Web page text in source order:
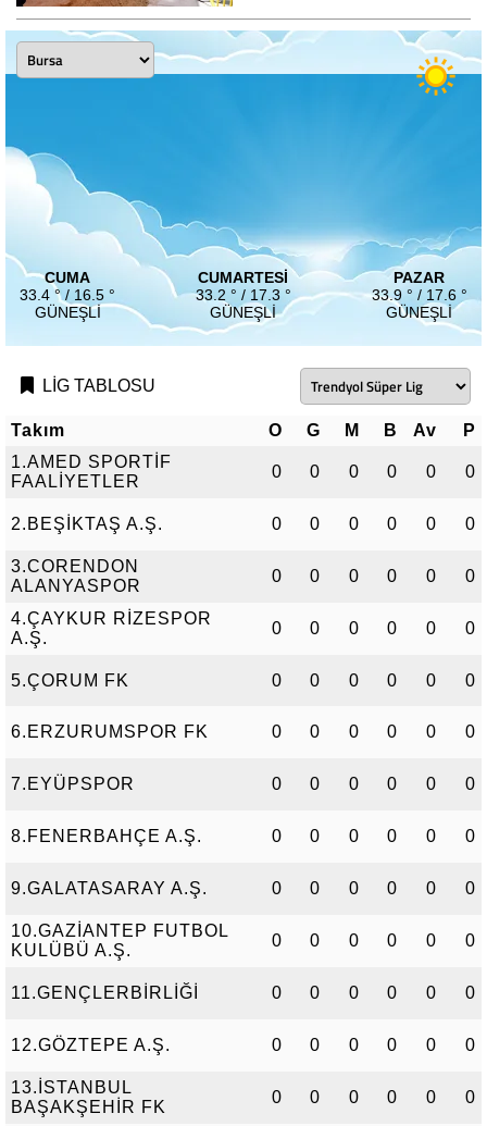
CUMA
33.4 ° / 16.5 °
GÜNEŞLI
CUMARTESI
33.2 ° / 17.3 °
GÜNEŞLI
PAZAR
33.9 ° / 17.6 °
GÜNEŞLI
LİG TABLOSU
Takım O G M B Av
P
1.AMED SPORTİF
FAALİYETLER
0 0 0 0 0 0
2.BEŞİKTAŞ A.Ş. 0 0 0 0 0 0
3.CORENDON
ALANYASPOR
0 0 0 0 0 0
4.ÇAYKUR RİZESPOR
A.Ş.
0 0 0 0 0 0
5.ÇORUM FK 0 0 0 0 0 0
6.ERZURUMSPOR FK 0 0 0 0 0 0
7.EYÜPSPOR 0 0 0 0 0 0
8.FENERBAHÇE A.Ş. 0 0 0 0 0 0
9.GALATASARAY A.Ş. 0 0 0 0 0 0
10.GAZİANTEP FUTBOL
KULÜBÜ A.Ş.
0 0 0 0 0 0
11.GENÇLERBİRLİĞİ 0 0 0 0 0 0
12.GÖZTEPE A.Ş. 0 0 0 0 0 0
13.İSTANBUL
BAŞAKŞEHİR FK
0 0 0 0 0 0